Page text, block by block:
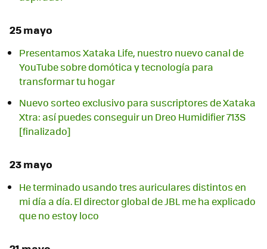
25 mayo
Presentamos Xataka Life, nuestro nuevo canal de
YouTube sobre domótica y tecnología para
transformar tu hogar
Nuevo sorteo exclusivo para suscriptores de Xataka
Xtra: así puedes conseguir un Dreo Humidifier 713S
[finalizado]
23 mayo
He terminado usando tres auriculares distintos en
mi día a día. El director global de JBL me ha explicado
que no estoy loco